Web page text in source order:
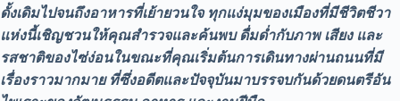
ดั้งเดิมไปจนถึงอาหารที่เย้ายวนใจ ทุกแง่มุมของเมืองที่มีชีวิตชีวา
แห่งนี้เชิญชวนให้คุณสำรวจและค้นพบ ดื่มด่ำกับภาพ เสียง และ
รสชาติของไซ่ง่อนในขณะที่คุณเริ่มต้นการเดินทางผ่านถนนที่มี
เรื่องราวมากมาย ที่ซึ่งอดีตและปัจจุบันมาบรรจบกันด้วยดนตรีอัน